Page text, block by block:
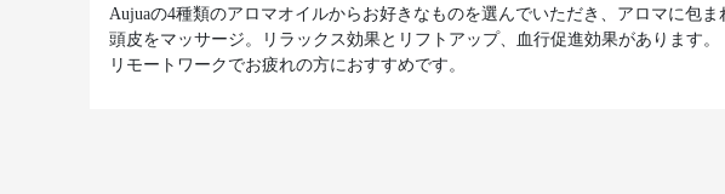
Aujuaの4種類のアロマオイルからお好きなものを選んでいただき、アロマに包ま
頭皮をマッサージ。リラックス効果とリフトアップ、血行促進効果があります。
リモートワークでお疲れの方におすすめです。